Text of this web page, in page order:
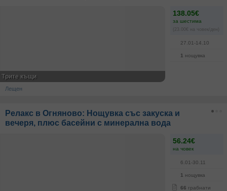
138.05€
за шестима
(23.00€ на човек/ден)
27.01-14.10
1 нощувка
Трите къщи
Лещен
Релакс в Огняново: Нощувка със закуска и
вечеря, плюс басейни с минерална вода
56.24€
на човек
6.01-30.11
1 нощувка
66 грабнати